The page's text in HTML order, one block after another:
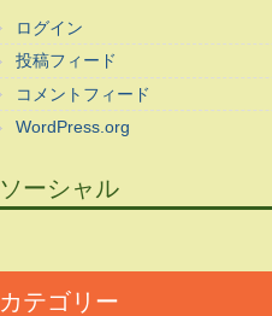
ログイン
投稿フィード
コメントフィード
WordPress.org
ソーシャル
カテゴリー